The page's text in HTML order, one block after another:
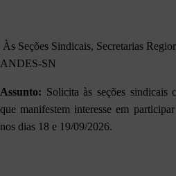
Às Seções Sindicais, Secretarias
ANDES-SN
Assunto: Solicita às seções sindicais
que manifestem interesse em
nos dias 18 e 19/09/2026.